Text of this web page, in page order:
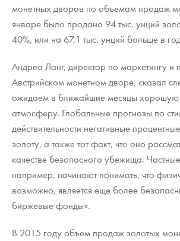
Флот: ледоколы и корабли
Жетоны "Необыкновенные обитатели глубин"
Ювелирные изделия
Русская нумизматика
Золотая карманная галерея
Наборы подарочных и коллекционных монет
Монеты и жетоны из недрагоценных металлов
Политика конфиденциальности
Политика использования Cookies
Положение по обработке и защите
монетных дворов по объемам продаж
январе было продано 94 тыс. унций
40%, или на 67,1 тыс. унций больше в
Андреа Ланг, директор по маркетингу
Австрийском монетном дворе, сказал
ожидаем в ближайшие месяцы
атмосферу. Глобальные прогнозы по
действительности негативные
золоту, а также тот факт, что оно
качестве безопасного убежища.
например, начинают понимать, что
возможно, является еще более
биржевые фонды».
В 2015 году объем продаж золотых